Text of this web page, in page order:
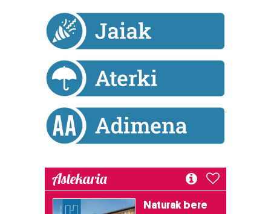
Astekaria
Naturak bere